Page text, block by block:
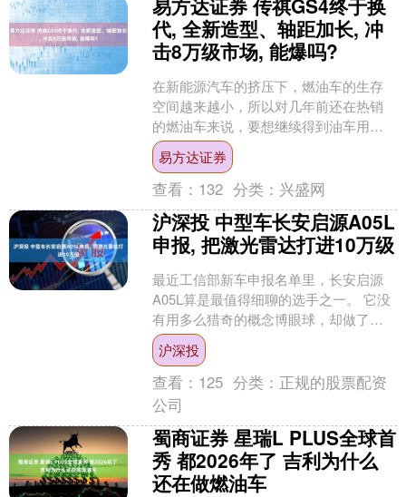
易方达证券 传祺GS4终于换
代, 全新造型、轴距加长, 冲
击8万级市场, 能爆吗?
在新能源汽车的挤压下，燃油车的生存
空间越来越小，所以对几年前还在热销
的燃油车来说，要想继续得到油车用户
认可，压低价格+产品力提升，已经成为
了必须执行的方向。而即....
易方达证券
查看： 132 分类： 兴盛网
沪深投 中型车长安启源A05L
申报, 把激光雷达打进10万级
最近工信部新车申报名单里，长安启源
A05L算是最值得细聊的选手之一。 它没
有用多么猎奇的概念博眼球，却做了一
件最戳市场痛点的事：把过去只出现在
15万、20万级车....
沪深投
查看： 125 分类： 正规的股票配资
公司
蜀商证券 星瑞L PLUS全球首
秀 都2026年了 吉利为什么
还在做燃油车